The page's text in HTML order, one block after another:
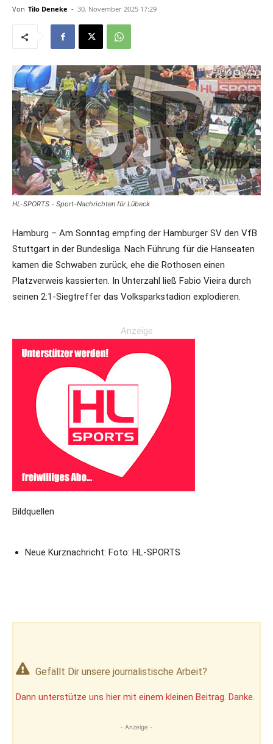
Von Tilo Deneke - 30. November 2025 17:29
HL-SPORTS - Sport-Nachrichten für Lübeck
Hamburg – Am Sonntag empfing der Hamburger SV den VfB
Stuttgart in der Bundesliga. Nach Führung für die Hanseaten
kamen die Schwaben zurück, ehe die Rothosen einen
Platzverweis kassierten. In Unterzahl ließ Fabio Vieira durch
seinen 2:1-Siegtreffer das Volksparkstadion explodieren.
Anzeige
Bildquellen
Neue Kurznachricht: Foto: HL-SPORTS
Gefällt Dir unsere journalistische Arbeit?
Dann unterstütze uns hier mit einem kleinen Beitrag. Danke.
- Anzeige -